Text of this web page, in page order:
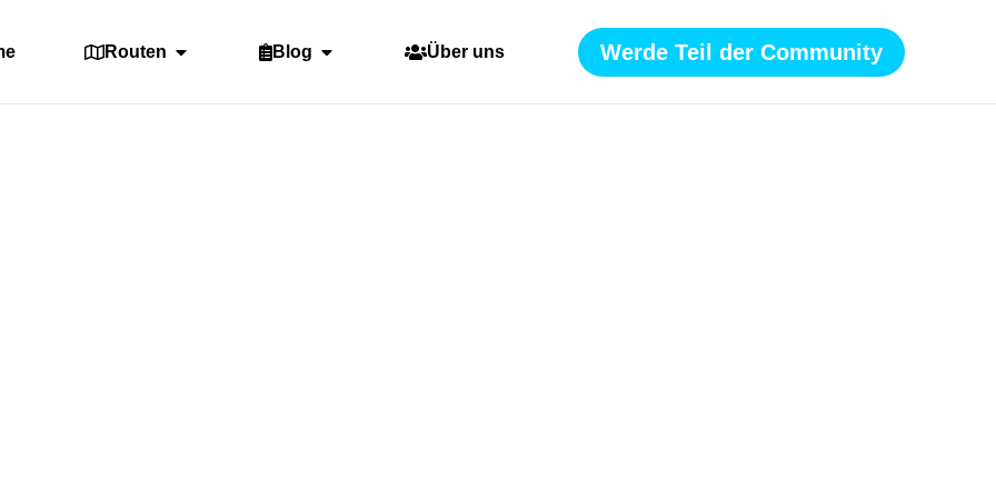
Routen Blog Über uns Werde Teil der Community